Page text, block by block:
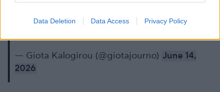
Data Deletion Data Access Privacy Policy
Every parent at @ateneodemanilaudeserves the
— Giota Kalogirou (@giotajourno) June 14,
2026